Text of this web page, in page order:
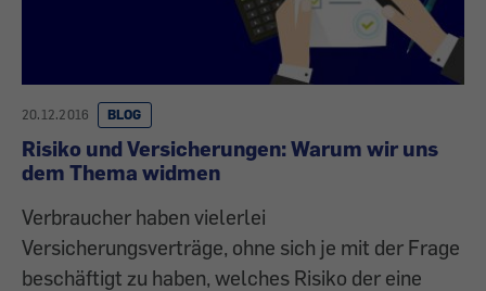
20.12.2016 BLOG
Risiko und Versicherungen: Warum wir uns
dem Thema widmen
Verbraucher haben vielerlei
Versicherungsverträge, ohne sich je mit der Frage
beschäftigt zu haben, welches Risiko der eine